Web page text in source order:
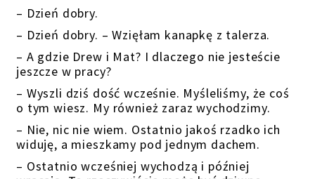
– Dzień dobry.
– Dzień dobry. – Wzięłam kanapkę z talerza.
– A gdzie Drew i Mat? I dlaczego nie jesteście
jeszcze w pracy?
– Wyszli dziś dość wcześnie. Myśleliśmy, że coś
o tym wiesz. My również zaraz wychodzimy.
– Nie, nic nie wiem. Ostatnio jakoś rzadko ich
widuję, a mieszkamy pod jednym dachem.
– Ostatnio wcześniej wychodzą i później